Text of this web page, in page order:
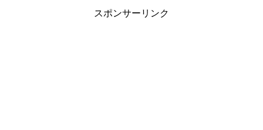
スポンサーリンク